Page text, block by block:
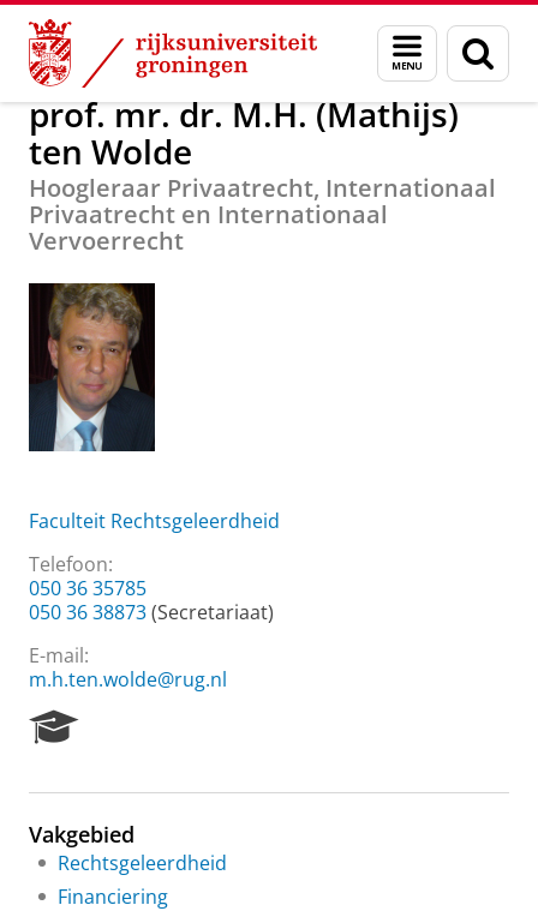
Skip
Content
Skip
Navigation
Menu
en
zoeken
prof. mr. dr. M.H. (Mathijs) ten Wolde
prof. mr. dr. M.H. (Mathijs)
ten Wolde
Hoogleraar Privaatrecht, Internationaal
Privaatrecht en Internationaal
Vervoerrecht
Faculteit Rechtsgeleerdheid
Telefoon:
050 36 35785
050 36 38873(Secretariaat)
E-mail:
m.h.ten.wolde@rug.nl
e
r
c
h
Vakgebied
Rechtsgeleerdheid
Financiering